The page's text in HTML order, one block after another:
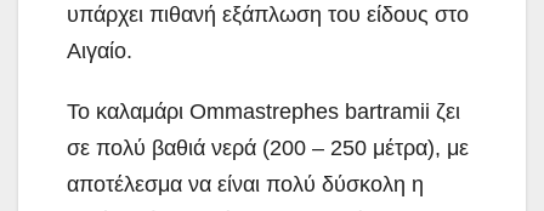
υπάρχει πιθανή εξάπλωση του είδους στο
Αιγαίο.
Το καλαμάρι Ommastrephes bartramii ζει
σε πολύ βαθιά νερά (200 – 250 μέτρα), με
αποτέλεσμα να είναι πολύ δύσκολη η